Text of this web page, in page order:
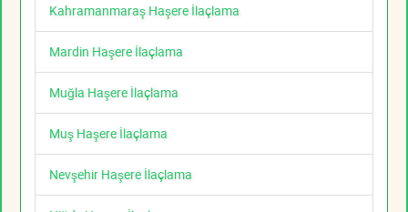
Kahramanmaraş Haşere İlaçlama
Mardin Haşere İlaçlama
Muğla Haşere İlaçlama
Muş Haşere İlaçlama
Nevşehir Haşere İlaçlama